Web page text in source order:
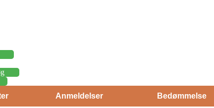
Anmeldelser Bedømmelse